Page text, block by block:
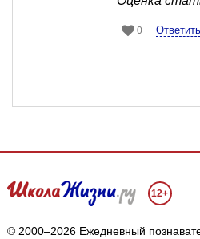
0 Ответить
12+
© 2000–2026 Ежедневный